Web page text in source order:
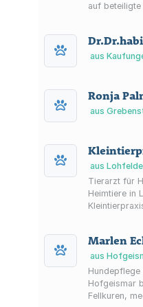
auf
aus
aus
aus
Tierarzt für
Heimtiere in
aus
Hundepflege
Hofgeismar
Fellkuren,